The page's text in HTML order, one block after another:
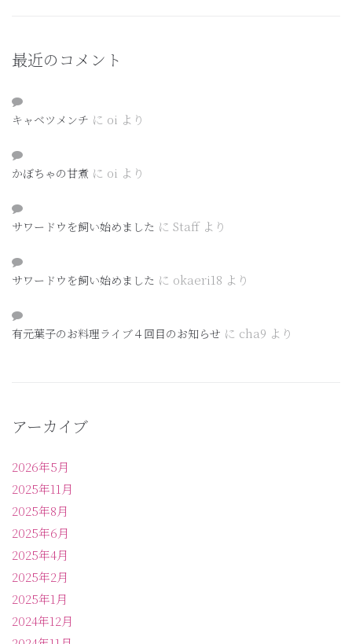
最近のコメント
キャベツメンチ に oi より
かぼちゃの甘煮 に oi より
サワードウを飼い始めました に Staffより
サワードウを飼い始めました に okaeri18 より
有元葉子のお料理ライブ４回目のお知らせ に cha9 より
アーカイブ
2026年5月
2025年11月
2025年8月
2025年6月
2025年4月
2025年2月
2025年1月
2024年12月